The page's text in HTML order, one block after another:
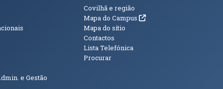
e Gestão
Informações
Covilhã e região
Mapa do Campus (abre em nova janela)
Mapa do sítio
Contactos
Lista Telefónica
Procurar